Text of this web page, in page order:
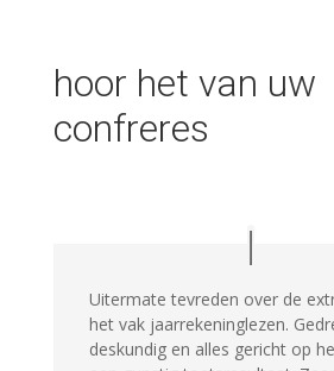
hoor het van uw
confreres
Uitermate tevreden over de
het vak jaarrekeninglezen.
deskundig en alles gericht op